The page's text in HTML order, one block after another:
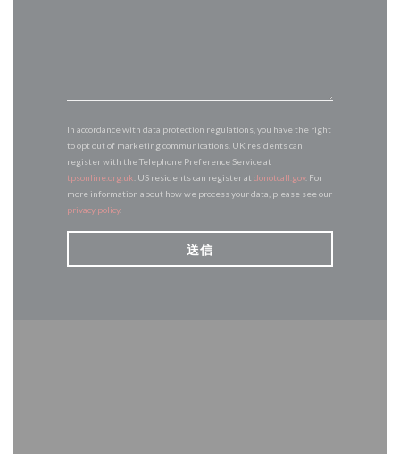
In accordance with data protection regulations, you have the right
to opt out of marketing communications. UK residents can
register with the Telephone Preference Service at
tpsonline.org.uk . US residents can register at donotcall.gov. For
more information about how we process your data, please see our
privacy policy.